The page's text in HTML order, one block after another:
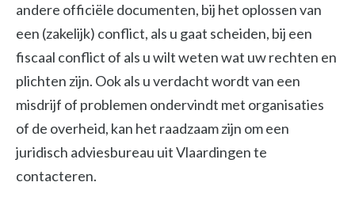
andere officiële documenten, bij het oplossen van
een (zakelijk) conflict, als u gaat scheiden, bij een
fiscaal conflict of als u wilt weten wat uw rechten en
plichten zijn. Ook als u verdacht wordt van een
misdrijf of problemen ondervindt met organisaties
of de overheid, kan het raadzaam zijn om een
juridisch adviesbureau uit Vlaardingen te
contacteren.